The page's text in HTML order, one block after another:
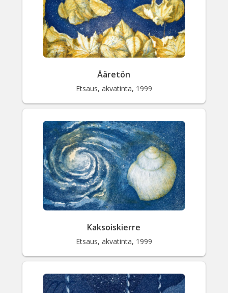
Ääretön
Etsaus, akvatinta, 1999
Kaksoiskierre
Etsaus, akvatinta, 1999